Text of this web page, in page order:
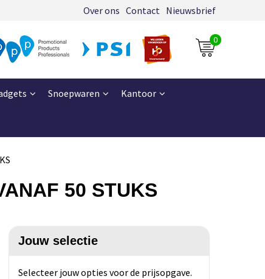
Over ons Contact Nieuwsbrief
0
Snoepwaren Kantoor
50 STUKS
Jouw selectie
Selecteer jouw opties voor de prijsopgave.